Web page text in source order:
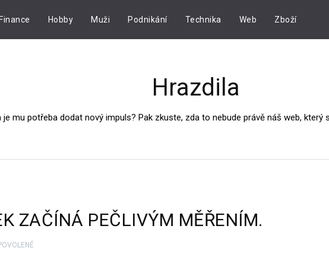
Finance Hobby Muži Podnikání Technika Web Zboží
Hrazdila
je mu potřeba dodat nový impuls? Pak zkuste, zda to nebude právě náš web,
ZAČÍNÁ PEČLIVÝM MĚŘENÍM.